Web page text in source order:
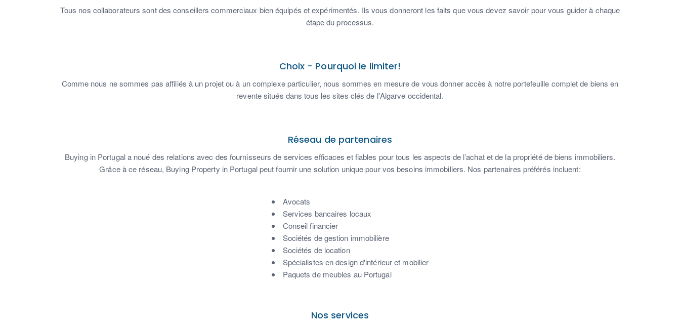
Tous nos collaborateurs sont des conseillers commerciaux bien équipés et expérimentés. Ils vous donneront les faits que vous devez savoir pour vous guider à chaque
étape du processus.
Choix - Pourquoi le limiter!
Comme nous ne sommes pas affiliés à un projet ou à un complexe particulier, nous sommes en mesure de vous donner accès à notre portefeuille complet de biens en
revente situés dans tous les sites clés de l'Algarve occidental.
Réseau de partenaires
Buying in Portugal a noué des relations avec des fournisseurs de services efficaces et fiables pour tous les aspects de l’achat et de la propriété de biens immobiliers.
Grâce à ce réseau, Buying Property in Portugal peut fournir une solution unique pour vos besoins immobiliers. Nos partenaires préférés incluent:
Avocats
Services bancaires locaux
Conseil financier
Sociétés de gestion immobilière
Sociétés de location
Spécialistes en design d'intérieur et mobilier
Paquets de meubles au Portugal
Nos services